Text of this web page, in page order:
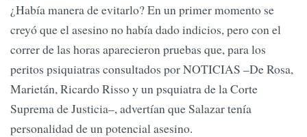
¿Había manera de evitarlo? En un primer momento se
creyó que el asesino no había dado indicios, pero con el
correr de las horas aparecieron pruebas que, para los
peritos psiquiatras consultados por NOTICIAS –De Rosa,
Marietán, Ricardo Risso y un psquiatra de la Corte
Suprema de Justicia–, advertían que Salazar tenía
personalidad de un potencial asesino.